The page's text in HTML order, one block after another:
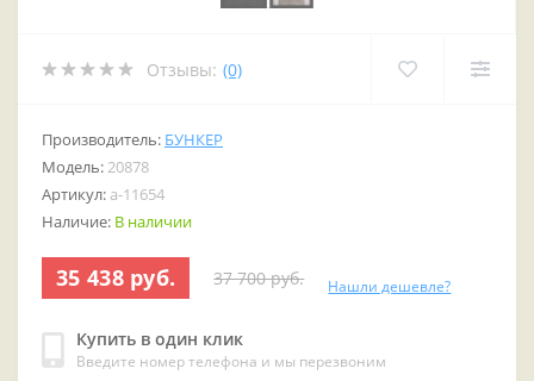
Отзывы: (0)
Производитель: БУНКЕР
Модель:20878
Артикул: a-11654
Наличие: В наличии
35 438 руб. 37 700 руб. Нашли дешевле?
Купить в один клик
Введите номер телефона и мы перезвоним